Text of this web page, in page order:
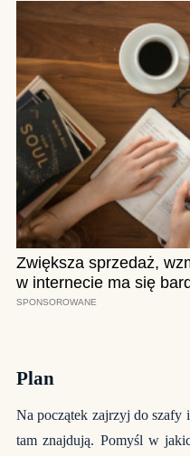
Plan
Na początek zajrzyj do szafy
tam znajdują. Pomyśl w